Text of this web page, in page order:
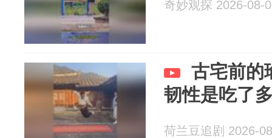
奇妙观探 2026-08-
古宅前的
韧性是吃了
荷兰豆追剧 2026-